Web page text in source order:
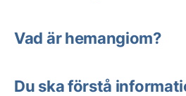
Vad är hemangiom?
Du ska förstå